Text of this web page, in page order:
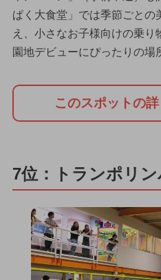
ぱく大食堂」では季節ごとの
え、小さなお子様向けの乗
園地デビューにぴったりの場
このスポットの
7位：トランポリ